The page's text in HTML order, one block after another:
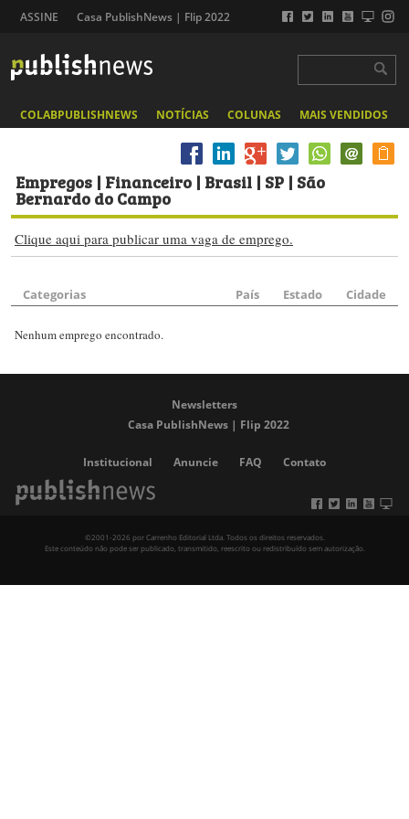
ASSINE Casa PublishNews | Flip 2022
COLABPUBLISHNEWS NOTÍCIAS COLUNAS MAIS VENDIDOS
Empregos | Financeiro | Brasil | SP | São
Bernardo do Campo
Clique aqui para publicar uma vaga de emprego.
Categorias País Estado Cidade
Nenhum emprego encontrado.
Newsletters
Casa PublishNews | Flip 2022
Institucional Anuncie FAQ Contato
©2001-2026 por Carrenho Editorial Ltda. Todos os direitos reservados.
Este conteúdo não pode ser publicado, transmitido, reescrito ou redistribuído sem autorização.